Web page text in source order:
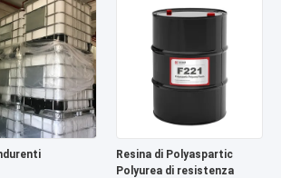
Resina di Polyaspartic
Polyurea di resistenza